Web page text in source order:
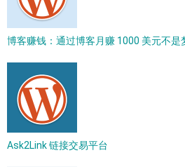
博客赚钱：通过博客月赚 1000 美元不是
Ask2Link 链接交易平台